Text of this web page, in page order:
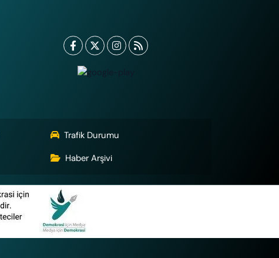
Trafik Durumu
Haber Arşivi